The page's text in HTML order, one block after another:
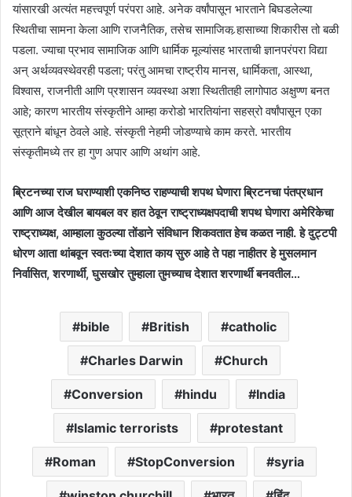
यांसारखी अत्यंत महत्त्वपूर्ण परंपरा आहे. अनेक वर्षांपासून भारताने बिघडलेल्या
स्थितीचा सामना केला आणि राजनैतिक, तसेच सामाजिक र्‍हासाच्या शिकारीस तो बळी
पडला. ज्याचा प्रभाव सामाजिक आणि धार्मिक मूल्यांसह भारताची ज्ञानपरंपरा विद्या
अन् अर्थव्यवस्थेवरही पडला; परंतु आमचा राष्ट्रीय मानस, धार्मिकता, आस्था,
विश्वास, राजनीती आणि प्रशासन व्यवस्था अशा स्थितीतही लागोपाठ अक्षुण्ण बनत
आहे; कारण भारतीय संस्कृतीने आम्हा करोडो भारतियांना सहस्रो वर्षांपासून एका
सूत्राने बांधून ठेवले आहे. संस्कृती नेहमी जोडण्याचे काम करते. भारतीय
संस्कृतीमध्ये तर हा गुण अपार आणि अथांग आहे.
ब्रिटनच्या राज घराण्याशी एकनिष्ठ राहण्याची शपथ घेणारा ब्रिटनचा पंतप्रधान
आणि आज देखील बायबल वर हात ठेवून राष्ट्राध्यक्षपदाची शपथ घेणारा अमेरिकेचा
राष्ट्राध्यक्ष, आम्हाला कुठल्या तोंडाने संविधान शिकवतात हेच कळत नाही. हे दुट्टपी
धोरण आता थांबवून स्वतःच्या देशात काय सुरु आहे ते पहा नाहीतर हे मुसलमान
निर्वासित, शरणार्थी, घुसखोर तुम्हाला तुमच्याच देशात शरणार्थी बनवतील…
bible British catholic
Charles Darwin Church
Conversion hindu India
Islamic terrorists protestant
Roman StopConversion syria